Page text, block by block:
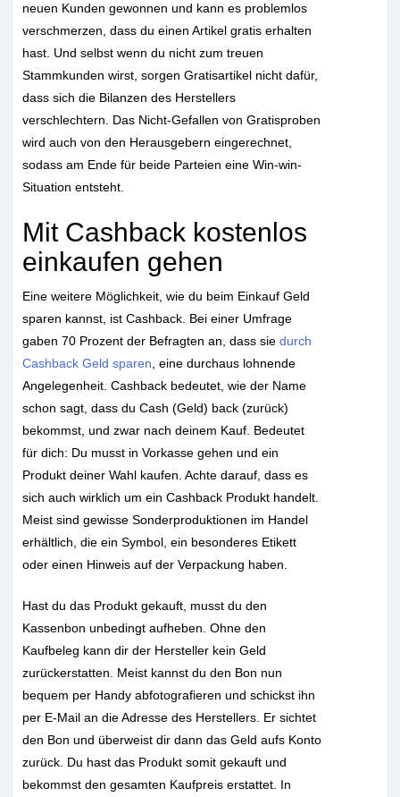
neuen Kunden gewonnen und kann es problemlos
verschmerzen, dass du einen Artikel gratis erhalten
hast. Und selbst wenn du nicht zum treuen
Stammkunden wirst, sorgen Gratisartikel nicht dafür,
dass sich die Bilanzen des Herstellers
verschlechtern. Das Nicht-Gefallen von Gratisproben
wird auch von den Herausgebern eingerechnet,
sodass am Ende für beide Parteien eine Win-win-
Situation entsteht.
Mit Cashback kostenlos
einkaufen gehen
Eine weitere Möglichkeit, wie du beim Einkauf Geld
sparen kannst, ist Cashback. Bei einer Umfrage
gaben 70 Prozent der Befragten an, dass sie durch
Cashback Geld sparen, eine durchaus lohnende
Angelegenheit. Cashback bedeutet, wie der Name
schon sagt, dass du Cash (Geld) back (zurück)
bekommst, und zwar nach deinem Kauf. Bedeutet
für dich: Du musst in Vorkasse gehen und ein
Produkt deiner Wahl kaufen. Achte darauf, dass es
sich auch wirklich um ein Cashback Produkt handelt.
Meist sind gewisse Sonderproduktionen im Handel
erhältlich, die ein Symbol, ein besonderes Etikett
oder einen Hinweis auf der Verpackung haben.
Hast du das Produkt gekauft, musst du den
Kassenbon unbedingt aufheben. Ohne den
Kaufbeleg kann dir der Hersteller kein Geld
zurückerstatten. Meist kannst du den Bon nun
bequem per Handy abfotografieren und schickst ihn
per E-Mail an die Adresse des Herstellers. Er sichtet
den Bon und überweist dir dann das Geld aufs Konto
zurück. Du hast das Produkt somit gekauft und
bekommst den gesamten Kaufpreis erstattet. In